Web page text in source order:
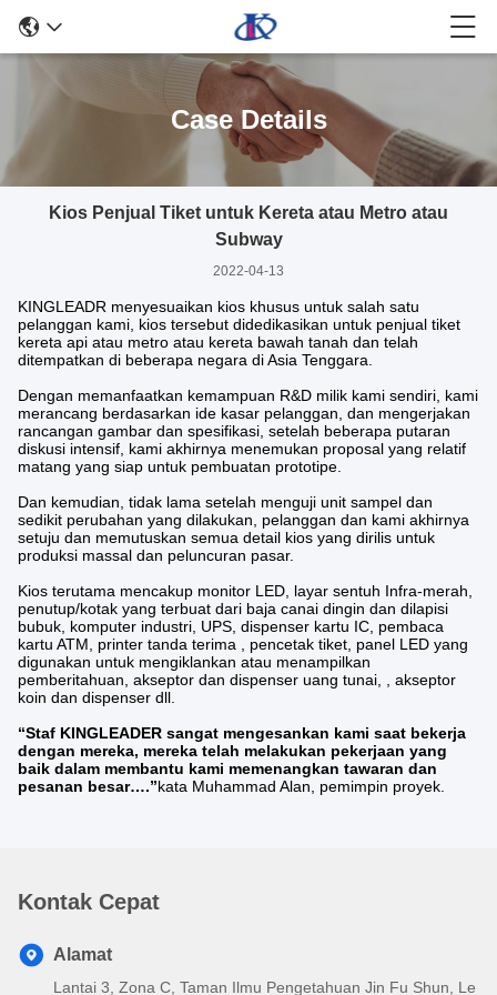
Case Details
Kios Penjual Tiket untuk Kereta atau Metro atau
Subway
2022-04-13
KINGLEADR menyesuaikan kios khusus untuk salah satu
pelanggan kami, kios tersebut didedikasikan untuk penjual tiket
kereta api atau metro atau kereta bawah tanah dan telah
ditempatkan di beberapa negara di Asia Tenggara.
Dengan memanfaatkan kemampuan R&D milik kami sendiri, kami
merancang berdasarkan ide kasar pelanggan, dan mengerjakan
rancangan gambar dan spesifikasi, setelah beberapa putaran
diskusi intensif, kami akhirnya menemukan proposal yang relatif
matang yang siap untuk pembuatan prototipe.
Dan kemudian, tidak lama setelah menguji unit sampel dan
sedikit perubahan yang dilakukan, pelanggan dan kami akhirnya
setuju dan memutuskan semua detail kios yang dirilis untuk
produksi massal dan peluncuran pasar.
Kios terutama mencakup monitor LED, layar sentuh Infra-merah,
penutup/kotak yang terbuat dari baja canai dingin dan dilapisi
bubuk, komputer industri, UPS, dispenser kartu IC, pembaca
kartu ATM, printer tanda terima , pencetak tiket, panel LED yang
digunakan untuk mengiklankan atau menampilkan
pemberitahuan, akseptor dan dispenser uang tunai, , akseptor
koin dan dispenser dll.
“Staf KINGLEADER sangat mengesankan kami saat bekerja
dengan mereka, mereka telah melakukan pekerjaan yang
baik dalam membantu kami memenangkan tawaran dan
pesanan besar….”kata Muhammad Alan, pemimpin proyek.
Kontak Cepat
Alamat
Lantai 3, Zona C, Taman Ilmu Pengetahuan Jin Fu Shun, Le